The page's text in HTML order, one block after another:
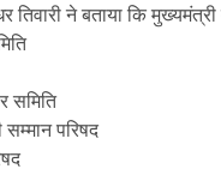
ने बताया कि मुख्यमंत्री
समिति
सम्मान परिषद